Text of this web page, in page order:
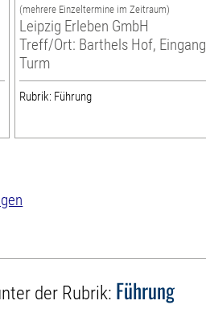
(mehrere Einzeltermine im Zeitraum)
Leipzig Erleben GmbH
Treff/Ort: Barthels Hof, Eingang
Turm
Rubrik: Führung
der Rubrik: Führung